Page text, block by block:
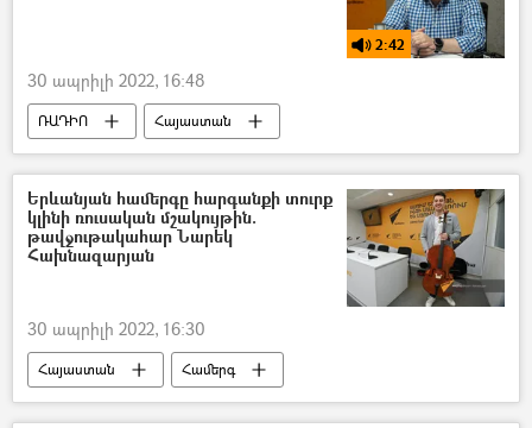
2:42
30 ապրիլի 2022, 16:48
ՌԱԴԻՈ
Հայաստան
Հայաստան–Վրաստան համագործակցություն
Ռուսաստան
Ջոնի Մելիքյան
Իլյա Դարչիաշվիլի
պոդկաստ
Երևանյան համերգը հարգանքի տուրք
կլինի ռուսական մշակույթին.
թավջութակահար Նարեկ
Հախնազարյան
30 ապրիլի 2022, 16:30
Հայաստան
Համերգ
Նարեկ Հախնազարյան
մշակույթ